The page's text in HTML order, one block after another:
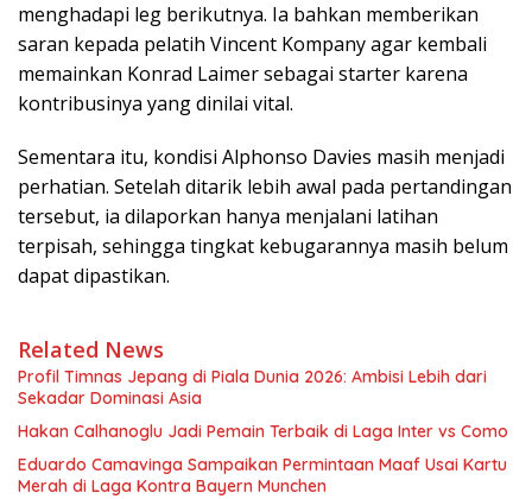
menghadapi leg berikutnya. Ia bahkan memberikan
saran kepada pelatih Vincent Kompany agar kembali
memainkan Konrad Laimer sebagai starter karena
kontribusinya yang dinilai vital.
Sementara itu, kondisi Alphonso Davies masih menjadi
perhatian. Setelah ditarik lebih awal pada pertandingan
tersebut, ia dilaporkan hanya menjalani latihan
terpisah, sehingga tingkat kebugarannya masih belum
dapat dipastikan.
Related News
Profil Timnas Jepang di Piala Dunia 2026: Ambisi Lebih dari
Sekadar Dominasi Asia
Hakan Calhanoglu Jadi Pemain Terbaik di Laga Inter vs Como
Eduardo Camavinga Sampaikan Permintaan Maaf Usai Kartu
Merah di Laga Kontra Bayern Munchen